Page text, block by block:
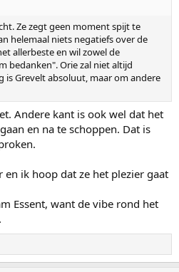
Ze zegt geen moment spijt te
helemaal niets negatiefs over de
allerbeste en wil zowel de
bedanken". Orie zal niet altijd
is Grevelt absoluut, maar om andere
Andere kant is ook wel dat het
en na te schoppen. Dat is
ik hoop dat ze het plezier gaat
Essent, want de vibe rond het